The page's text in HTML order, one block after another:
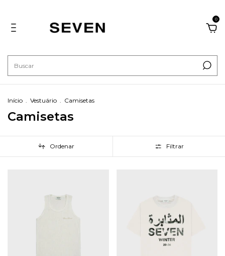
0
Início . Vestuário . Camisetas
Camisetas
Ordenar Filtrar